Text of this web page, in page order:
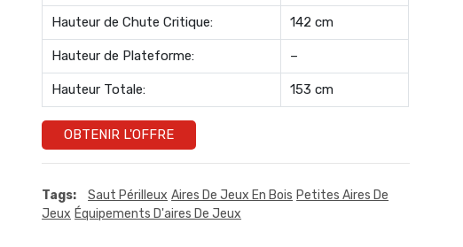
Hauteur de Chute Critique: 142 cm
Hauteur de Plateforme: –
Hauteur Totale: 153 cm
OBTENIR L'OFFRE
Tags: Saut Périlleux Aires De Jeux En Bois Petites Aires De
Jeux Équipements D'aires De Jeux